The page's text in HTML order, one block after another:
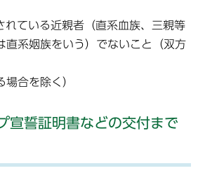
れている近親者（直系血族、三親等
直系姻族をいう）でないこと（双方
合を除く）
宣誓証明書などの交付まで